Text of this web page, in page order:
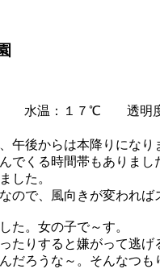
水温：１７℃ 透明度
午後からは本降りになり
でくる時間帯もありまし
した。
ので、風向きが変われ
た。女の子で～す。
たりすると嫌がって逃
だろうな～。そんなつも